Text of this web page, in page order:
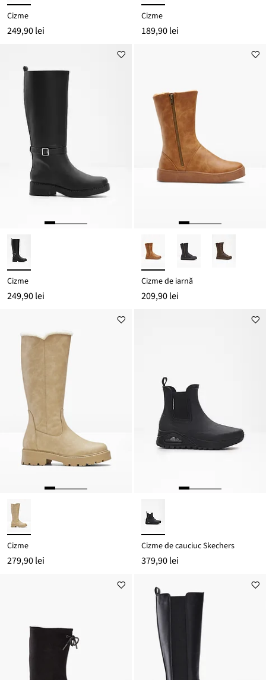
Cizme
249,90 lei
Cizme
189,90 lei
Cizme
249,90 lei
Cizme de iarnă
209,90 lei
Cizme
279,90 lei
Cizme de cauciuc Skechers
379,90 lei